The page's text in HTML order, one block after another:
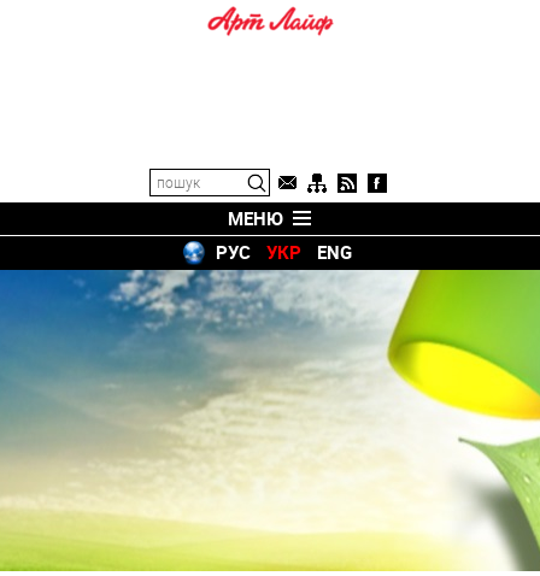
МЕНЮ
РУС
УКР ENG